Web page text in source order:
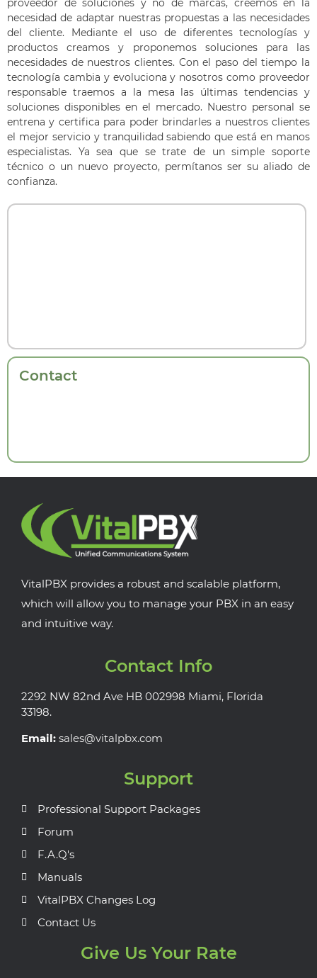
proveedor de soluciones y no de marcas, creemos en la
necesidad de adaptar nuestras propuestas a las necesidades
del cliente. Mediante el uso de diferentes tecnologías y
productos creamos y proponemos soluciones para las
necesidades de nuestros clientes. Con el paso del tiempo la
tecnología cambia y evoluciona y nosotros como proveedor
responsable traemos a la mesa las últimas tendencias y
soluciones disponibles en el mercado. Nuestro personal se
entrena y certifica para poder brindarles a nuestros clientes
el mejor servicio y tranquilidad sabiendo que está en manos
especialistas. Ya sea que se trate de un simple soporte
técnico o un nuevo proyecto, permítanos ser su aliado de
confianza.
Contact
VitalPBX provides a robust and scalable platform,
which will allow you to manage your PBX in an easy
and intuitive way.
Contact Info
2292 NW 82nd Ave HB 002998 Miami, Florida
33198.
Email: sales@vitalpbx.com
Support
Professional Support Packages
Forum
F.A.Q's
Manuals
VitalPBX Changes Log
Contact Us
Give Us Your Rate